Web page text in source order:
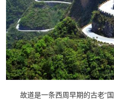
故道是一条西周早期的古老“国